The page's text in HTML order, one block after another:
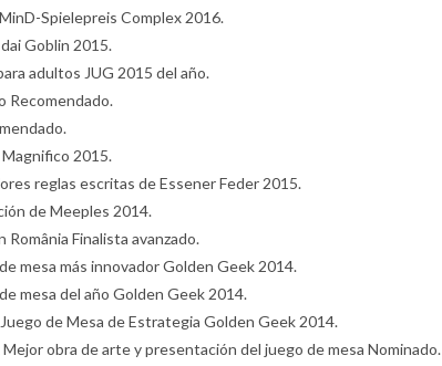
Spielepreis Complex 2016.
Goblin 2015.
adultos JUG 2015 del año.
Recomendado.
2015.
reglas escritas de Essener Feder 2015.
de Meeples 2014.
România Finalista avanzado.
mesa más innovador Golden Geek 2014.
mesa del año Golden Geek 2014.
de Mesa de Estrategia Golden Geek 2014.
obra de arte y presentación del juego de mesa Nominado.